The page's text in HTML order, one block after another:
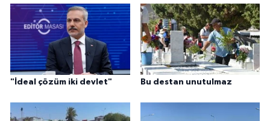
"İdeal çözüm iki devlet" Bu destan unutulmaz